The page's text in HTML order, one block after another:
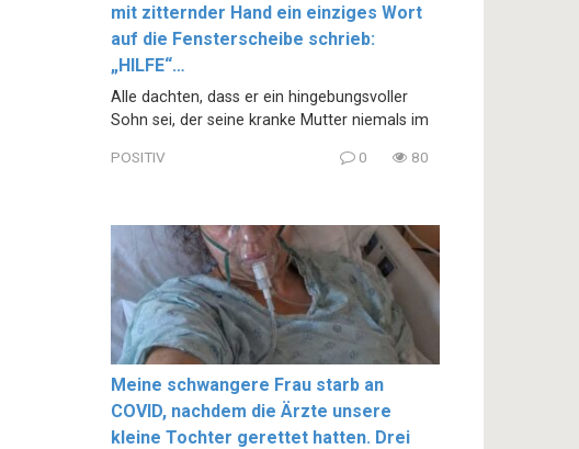
mit zitternder Hand ein einziges Wort
auf die Fensterscheibe schrieb:
„HILFE“…
Alle dachten, dass er ein hingebungsvoller
Sohn sei, der seine kranke Mutter niemals im
POSITIV 0 80
Meine schwangere Frau starb an
COVID, nachdem die Ärzte unsere
kleine Tochter gerettet hatten. Drei